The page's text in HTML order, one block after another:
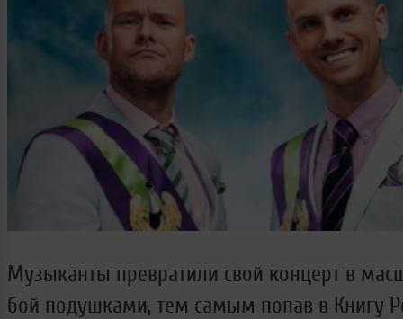
Музыканты превратили свой концерт в
бой подушками, тем самым попав в Книгу